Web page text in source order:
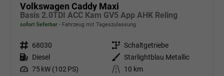
Volkswagen Caddy Maxi
Basis 2.0TDI ACC Kam GV5 App AHK Reling
sofort lieferbar Fahrzeug mit Tageszulassung
Fahrzeugnr. 68030 Getriebe Schaltgetriebe
Kraftstoff Diesel Außenfarbe Starlightblau Metallic
Leistung 75 kW (102 PS) Kilometerstand
10 km